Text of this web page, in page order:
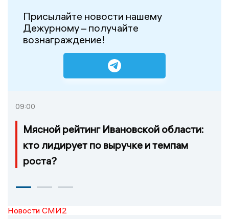
Присылайте новости нашему
Дежурному – получайте
вознаграждение!
09:00
Мясной рейтинг Ивановской области:
кто лидирует по выручке и темпам
роста?
Новости СМИ2